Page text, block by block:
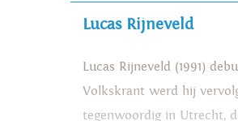
Lucas Rijneveld
Lucas Rijneveld (1991)
Volkskrant werd hij
tegenwoordig in Utrecht,